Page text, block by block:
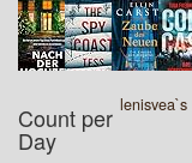
Count per
Day